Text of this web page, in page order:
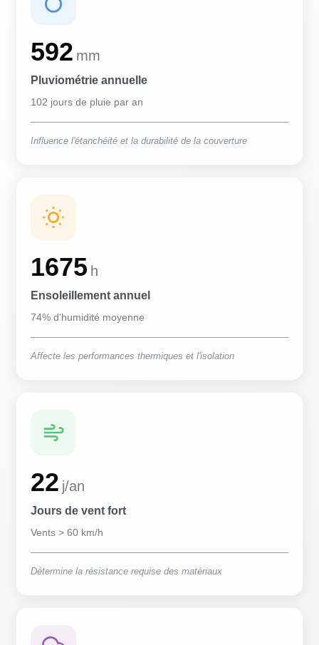
592 mm
Pluviométrie annuelle
102 jours de pluie par an
Influence l'étanchéité et la durabilité de la couverture
1675 h
Ensoleillement annuel
74% d'humidité moyenne
Affecte les performances thermiques et l'isolation
22 j/an
Jours de vent fort
Vents > 60 km/h
Détermine la résistance requise des matériaux